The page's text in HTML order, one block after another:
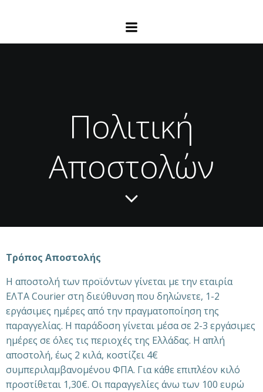
Πολιτική
Αποστολών
Τρόπος Αποστολής
Η αποστολή των προϊόντων γίνεται με την εταιρία
ΕΛΤΑ Courier στη διεύθυνση που δηλώνετε, 1-2
εργάσιμες ημέρες από την πραγματοποίηση της
παραγγελίας. Η παράδοση γίνεται μέσα σε 2-3 εργάσιμες
ημέρες σε όλες τις περιοχές της Ελλάδας. Η απλή
αποστολή, έως 2 κιλά, κοστίζει 4€
συμπεριλαμβανομένου ΦΠΑ. Για κάθε επιπλέον κιλό
προστίθεται 1,30€. Οι παραγγελίες άνω των 100 ευρώ